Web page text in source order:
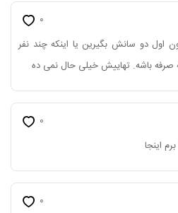
اول دو سانش بگیرین یا اینکه چند نفر
صرفه باشه. تهاییش خیلی حال نمی ده
0
اینجا
0
0